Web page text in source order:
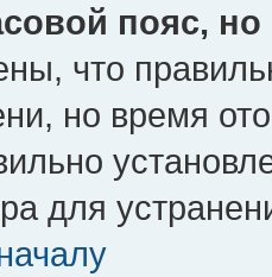
пояс,
что
но время
для